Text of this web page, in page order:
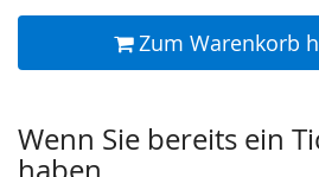
Zum Warenkorb
Wenn Sie bereits ein